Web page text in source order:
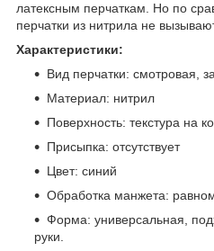
латексным перчаткам. Но по
перчатки из нитрила не
Характеристики:
Вид перчатки: смотровая,
Материал: нитрил
Поверхность: текстура на
Присыпка: отсутствует
Цвет: синий
Обработка манжета:
Форма: универсальная,
руки.